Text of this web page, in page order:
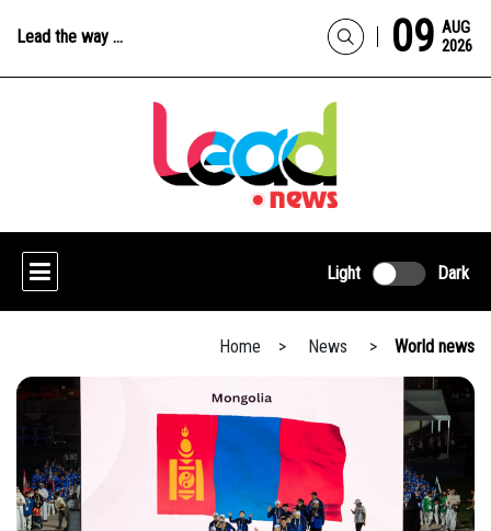
Lead the way ... 09 2026
AUG
Light Dark
Home > News > World news